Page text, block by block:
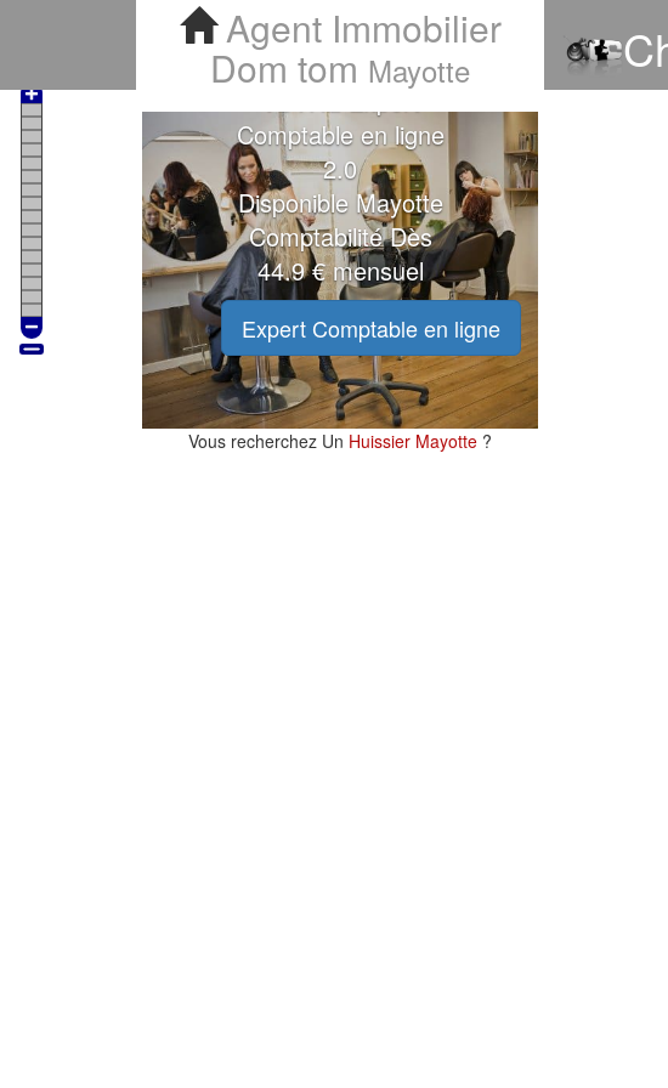
Agent Immobilier
Dom tom Mayotte
VOTRE Expert
Comptable en ligne
2.0
Disponible Mayotte
Comptabilité Dès
44.9 € mensuel
Expert Comptable en ligne
Vous recherchez Un Huissier Mayotte ?
Agent Immobilier Mayotte 976